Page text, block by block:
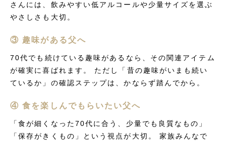
さんには、飲みやすい低アルコールや少量サイズを選ぶ
やさしさも大切。
③ 趣味がある父へ
70代でも続けている趣味があるなら、その関連アイテム
が確実に喜ばれます。 ただし「昔の趣味がいまも続い
ているか」の確認ステップは、かならず踏んでから。
④ 食を楽しんでもらいたい父へ
「食が細くなった70代に合う、少量でも良質なもの」
「保存がきくもの」という視点が大切。 家族みんなで